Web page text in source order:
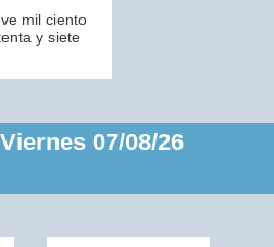
mil ciento
y siete
07/08/26